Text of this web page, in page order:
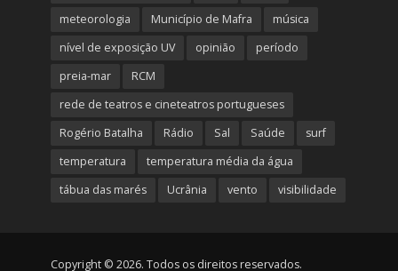
meteorologia
Município de Mafra
música
nível de exposição UV
opinião
período
preia-mar
RCM
rede de teatros e cineteatros portugueses
Rogério Batalha
Rádio Sal Saúde
surf
temperatura
temperatura média da água
tábua das marés
Ucrânia vento visibilidade
Copyright © 2026. Todos os direitos reservados.